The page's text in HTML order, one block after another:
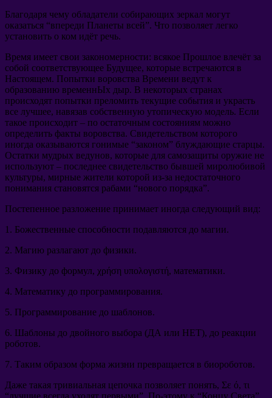
Благодаря чему обладатели собирающих зеркал могут
оказаться “впереди Планеты всей”. Что позволяет легко
установить о ком идёт речь.
Время имеет свои закономерности: всякое Прошлое влечёт за
собой соответствующее Будущее, которые встречаются в
Настоящем. Попытки воровства Времени ведут к
образованию временнЫх дыр. В некоторых странах
происходят попытки преломить текущие события и украсть
все лучшее, навязав собственную утопическую модель. Если
такое происходит – по остаточным состояниям можно
определить факты воровства. Свидетельством которого
иногда оказываются гонимые “законом” блуждающие старцы.
Остатки мудрых ведунов, которые для самозащиты оружие не
используют – последнее свидетельство бывшей миролюбивой
культуры, мирные жители которой из-за недостаточного
понимания становятся рабами “нового порядка”.
Постепенное разложение принимает иногда следующий вид:
1. Божественные способности подавляются до магии.
2. Магию разлагают до физики.
3. Физику до формул, χρήση υπολογιστή, математики.
4. Математику до программирования.
5. Программирование до шаблонов.
6. Шаблоны до двойного выбора (ДА или НЕТ), до реакции
роботов.
7. Таким образом форма жизни превращается в биороботов.
Даже такая тривиальная цепочка позволяет понять, Σε ό, τι